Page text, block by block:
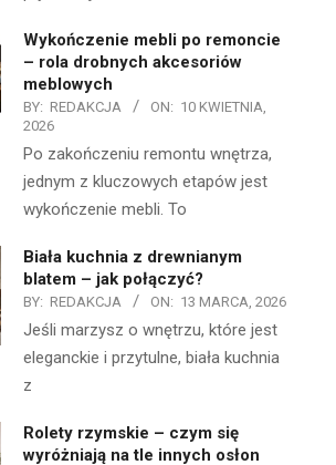
Wykończenie mebli po remoncie
– rola drobnych akcesoriów
meblowych
BY: REDAKCJA ON: 10 KWIETNIA,
2026
Po zakończeniu remontu wnętrza,
jednym z kluczowych etapów jest
wykończenie mebli. To
Biała kuchnia z drewnianym
blatem – jak połączyć?
BY: REDAKCJA ON: 13 MARCA, 2026
Jeśli marzysz o wnętrzu, które jest
eleganckie i przytulne, biała kuchnia
z
Rolety rzymskie – czym się
wyróżniają na tle innych osłon